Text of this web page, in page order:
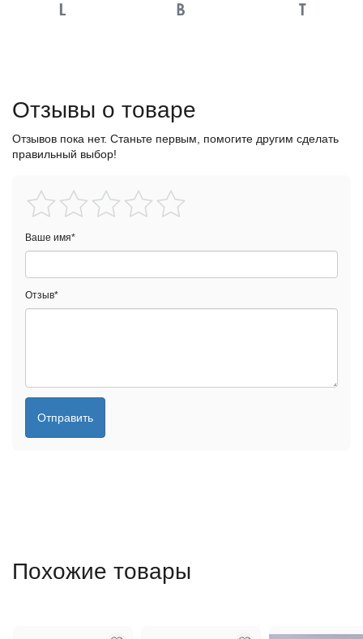
Отзывы о товаре
Отзывов пока нет. Станьте первым, помогите другим сделать
правильный выбор!
Ваше имя*
Отзыв*
Отправить
Похожие товары